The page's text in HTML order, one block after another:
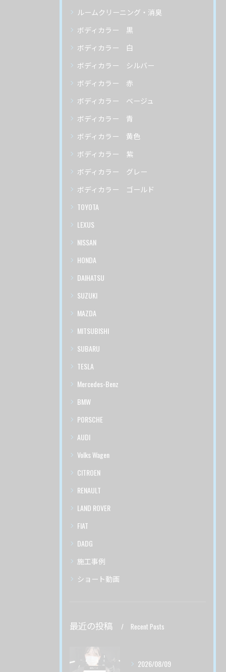
ルームクリーニング・消臭
ボディカラー 黒
ボディカラー 白
ボディカラー シルバー
ボディカラー 赤
ボディカラー ベージュ
ボディカラー 青
ボディカラー 黄色
ボディカラー 紫
ボディカラー グレー
ボディカラー ゴールド
TOYOTA
LEXUS
NISSAN
HONDA
DAIHATSU
SUZUKI
MAZDA
MITSUBISHI
SUBARU
TESLA
Mercedes-Benz
BMW
PORSCHE
AUDI
Volks Wagen
CITROEN
RENAULT
LAND ROVER
FIAT
DADG
施工事例
ショート動画
最近の投稿 Recent Posts
2026/08/09